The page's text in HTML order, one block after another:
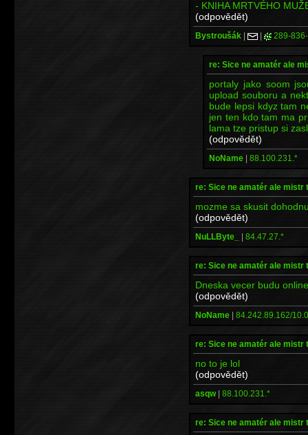
- KNIHA MRTVÉHO
(odpovědět)
Bystroušák | | 289-
re: Sice ne amatér ale
portaly jako soom
upload souboru a
bude lepsi kdyz tam
jen ten kdo tam ma
lama tze pristup si
(odpovědět)
NoName | 88.100.231.*
re: Sice ne amatér ale mistr
mozme sa skusit
(odpovědět)
NuLLByte_ | 84.47.27.*
re: Sice ne amatér ale mistr
Dneska vecer budu
(odpovědět)
NoName | 84.242.89.162/
re: Sice ne amatér ale mistr
no to je lol
(odpovědět)
asqw| 88.100.231.*
re: Sice ne amatér ale mistr